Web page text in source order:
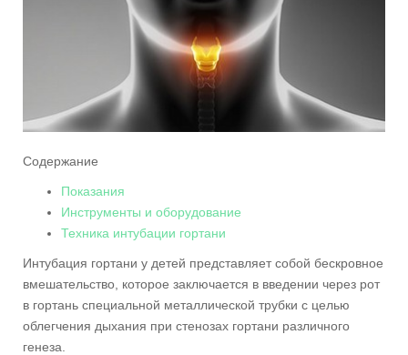
Содержание
Показания
Инструменты и оборудование
Техника интубации гортани
Интубация гортани у детей представляет собой бескровное
вмешательство, которое заключается в введении через рот
в гортань специальной металлической трубки с целью
облегчения дыхания при стенозах гортани различного
генеза.